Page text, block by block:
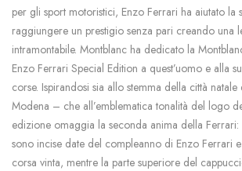
per gli sport motoristici, Enzo Ferrari ha aiutato la
raggiungere un prestigio senza pari creando una
intramontabile. Montblanc ha dedicato la
Enzo Ferrari Special Edition a quest’uomo e alla
corse. Ispirandosi sia allo stemma della città
Modena – che all’emblematica tonalità del logo
edizione omaggia la seconda anima della
sono incise date del compleanno di Enzo Ferrari
corsa vinta, mentre la parte superiore del